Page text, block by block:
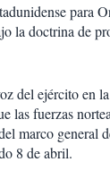
para
la doctrina de
del ejército en
las fuerzas
marco general
8 de abril.